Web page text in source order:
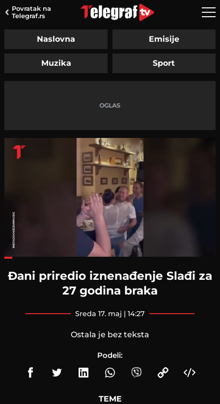
Povratak na
Telegraf.rs
Naslovna Emisije
Muzika Sport
Đani priredio iznenađenje Slađi za
27 godina braka
sreda 17. maj | 14:27
Ostala je bez teksta
Podeli:
TEME